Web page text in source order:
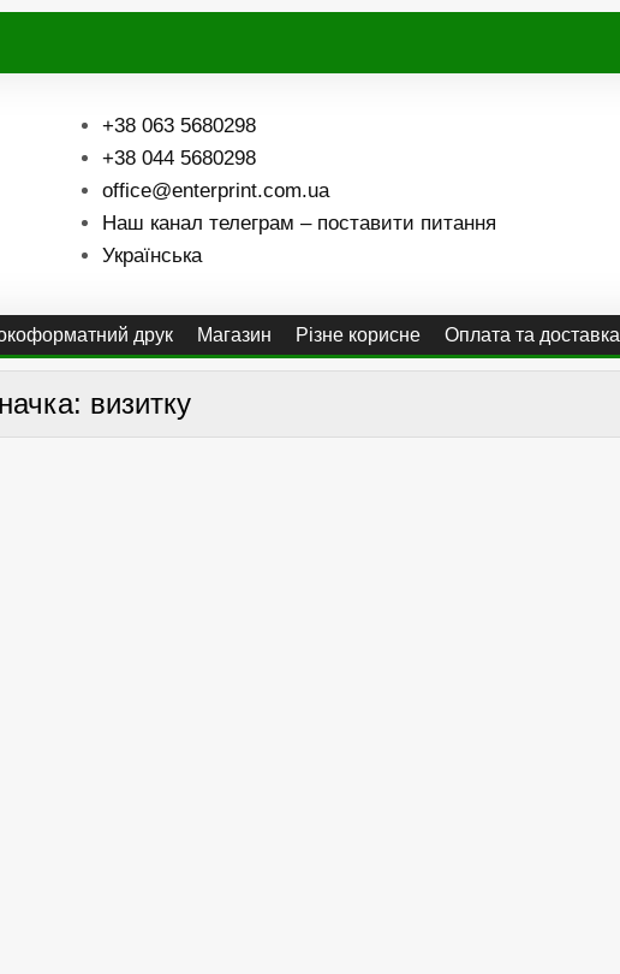
+38 063 5680298
+38 044 5680298
office@enterprint.com.ua
Наш канал телеграм – поставити питання
Українська
друк Магазин Різне корисне Оплата та доставка
визитку